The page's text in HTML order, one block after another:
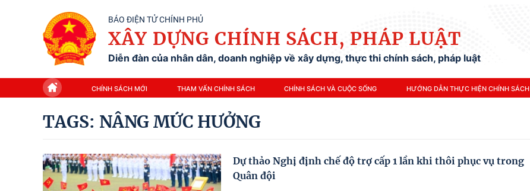
BÁO ĐIỆN TỬ CHÍNH PHỦ
XÂY DỰNG CHÍNH SÁCH, PHÁP LUẬT
Diễn đàn của nhân dân, doanh nghiệp về xây dựng, thực thi chính sách, pháp luật
CHÍNH SÁCH MỚI THAM VẤN CHÍNH SÁCH CHÍNH SÁCH VÀ CUỘC SỐNG HƯỚNG DẪN THỰC HIỆN CHÍNH SÁCH
TAGS: NÂNG MỨC HƯỞNG
Dự thảo Nghị định chế độ trợ cấp 1 lần khi thôi phục vụ trong
Quân đội